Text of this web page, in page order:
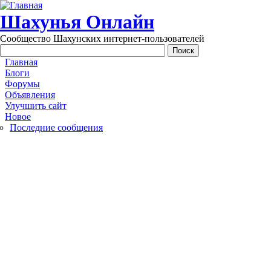
Перейти к основному содержанию
Шахунья Онлайн
Сообщество Шахунских интернет-пользователей
Main menu
Главная
Блоги
Форумы
Объявления
Улучшить сайт
Новое
Последние сообщения